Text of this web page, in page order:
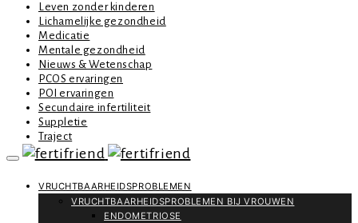
Leven zonder kinderen
Lichamelijke gezondheid
Medicatie
Mentale gezondheid
Nieuws & Wetenschap
PCOS ervaringen
POI ervaringen
Secundaire infertiliteit
Suppletie
Traject
VRUCHTBAARHEIDSPROBLEMEN
VRUCHTBAARHEIDSPROBLEMEN BIJ VROUWEN
ENDOMETRIOSE